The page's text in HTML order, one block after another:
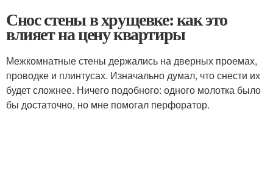
Снос стены в хрущевке: как это
влияет на цену квартиры
Межкомнатные стены держались на дверных проемах,
проводке и плинтусах. Изначально думал, что снести их
будет сложнее. Ничего подобного: одного молотка было
бы достаточно, но мне помогал перфоратор.